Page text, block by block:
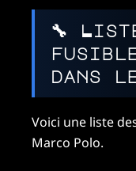
🔧
dans
Voici une liste
Marco Polo.